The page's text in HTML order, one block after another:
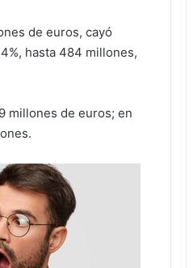
de euros, cayó
hasta 484 millones,
millones de euros; en